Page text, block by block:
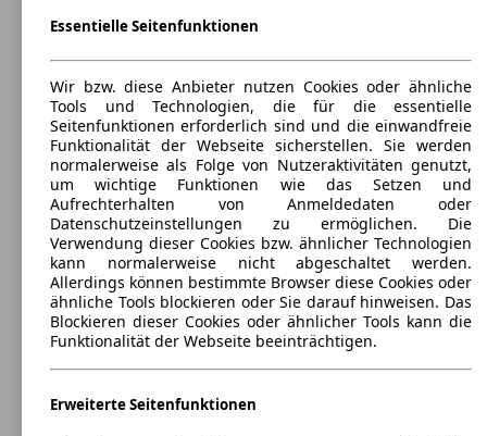
Maße (L/B/H):
62 KW (85 PS)
Türen:
3
Sitze:
5
Kofferraum:
254 - 977 Liter
Anhängelast:
700 - 1100 kg
Essentielle Seitenfunktionen
Wir bzw. diese Anbieter nutzen Cookies oder ähnliche
Tools und Technologien, die für die essentielle
Seitenfunktionen erforderlich sind und die einwandfreie
Funktionalität der Webseite sicherstellen. Sie werden
normalerweise als Folge von Nutzeraktivitäten genutzt,
um wichtige Funktionen wie das Setzen und
Aufrechterhalten von Anmeldedaten oder
Datenschutzeinstellungen zu ermöglichen. Die
Verwendung dieser Cookies bzw. ähnlicher Technologien
kann normalerweise nicht abgeschaltet werden.
Allerdings können bestimmte Browser diese Cookies oder
ähnliche Tools blockieren oder Sie darauf hinweisen. Das
Blockieren dieser Cookies oder ähnlicher Tools kann die
Funktionalität der Webseite beeinträchtigen.
Erweiterte Seitenfunktionen